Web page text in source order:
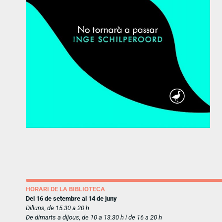
HORARI DE LA BIBLIOTECA
Del 16 de setembre al 14 de juny
Dilluns, de 15.30 a 20 h
De dimarts a dijous, de 10 a 13.30 h i de 16 a 20 h